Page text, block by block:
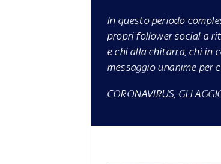
In questo periodo
propri follower social a
e chi alla chitarra, chi in
messaggio unanime per
CORONAVIRUS, GLI